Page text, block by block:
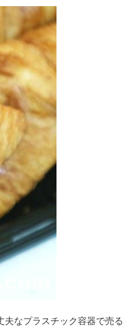
なプラスチック容器で売る